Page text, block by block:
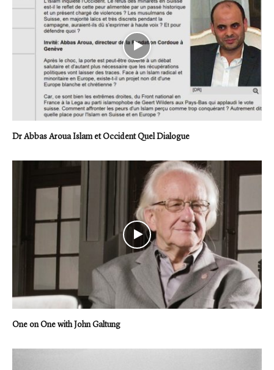
Dr Abbas Aroua Islam et Occident Quel Dialogue
One on One with John Galtung